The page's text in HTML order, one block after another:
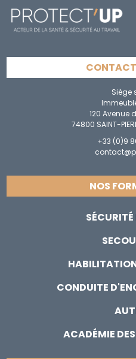
Siège
120 Avenue
74800 SAINT-
+33 (0)9
NOS
CONDUITE
ACADÉMIE